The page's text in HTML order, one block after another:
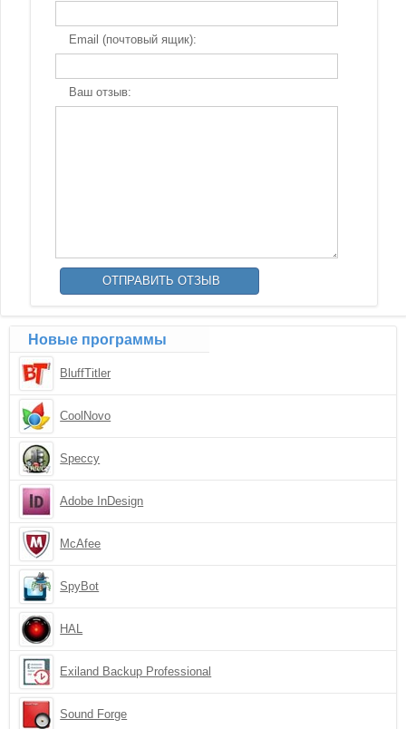
Email (почтовый ящик):
Ваш отзыв:
Новые программы
BluffTitler
CoolNovo
Speccy
Adobe InDesign
McAfee
SpyBot
HAL
Exiland Backup Professional
Sound Forge